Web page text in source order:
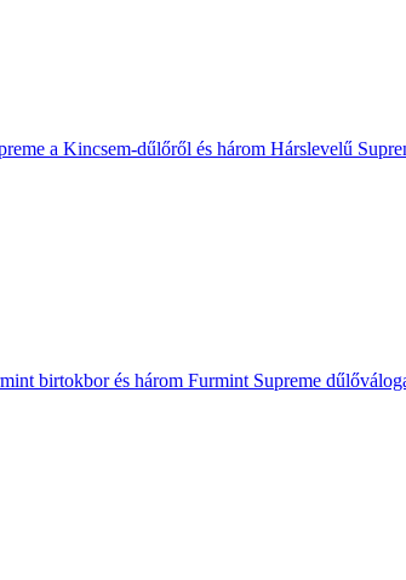
a Kincsem-dűlőről és három Hárslevelű
birtokbor és három Furmint Supreme